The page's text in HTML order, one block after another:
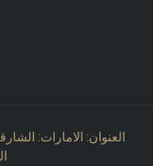
العنوان: الامارات: